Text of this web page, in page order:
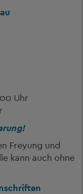
Uhr
Freyung und
kann auch ohne